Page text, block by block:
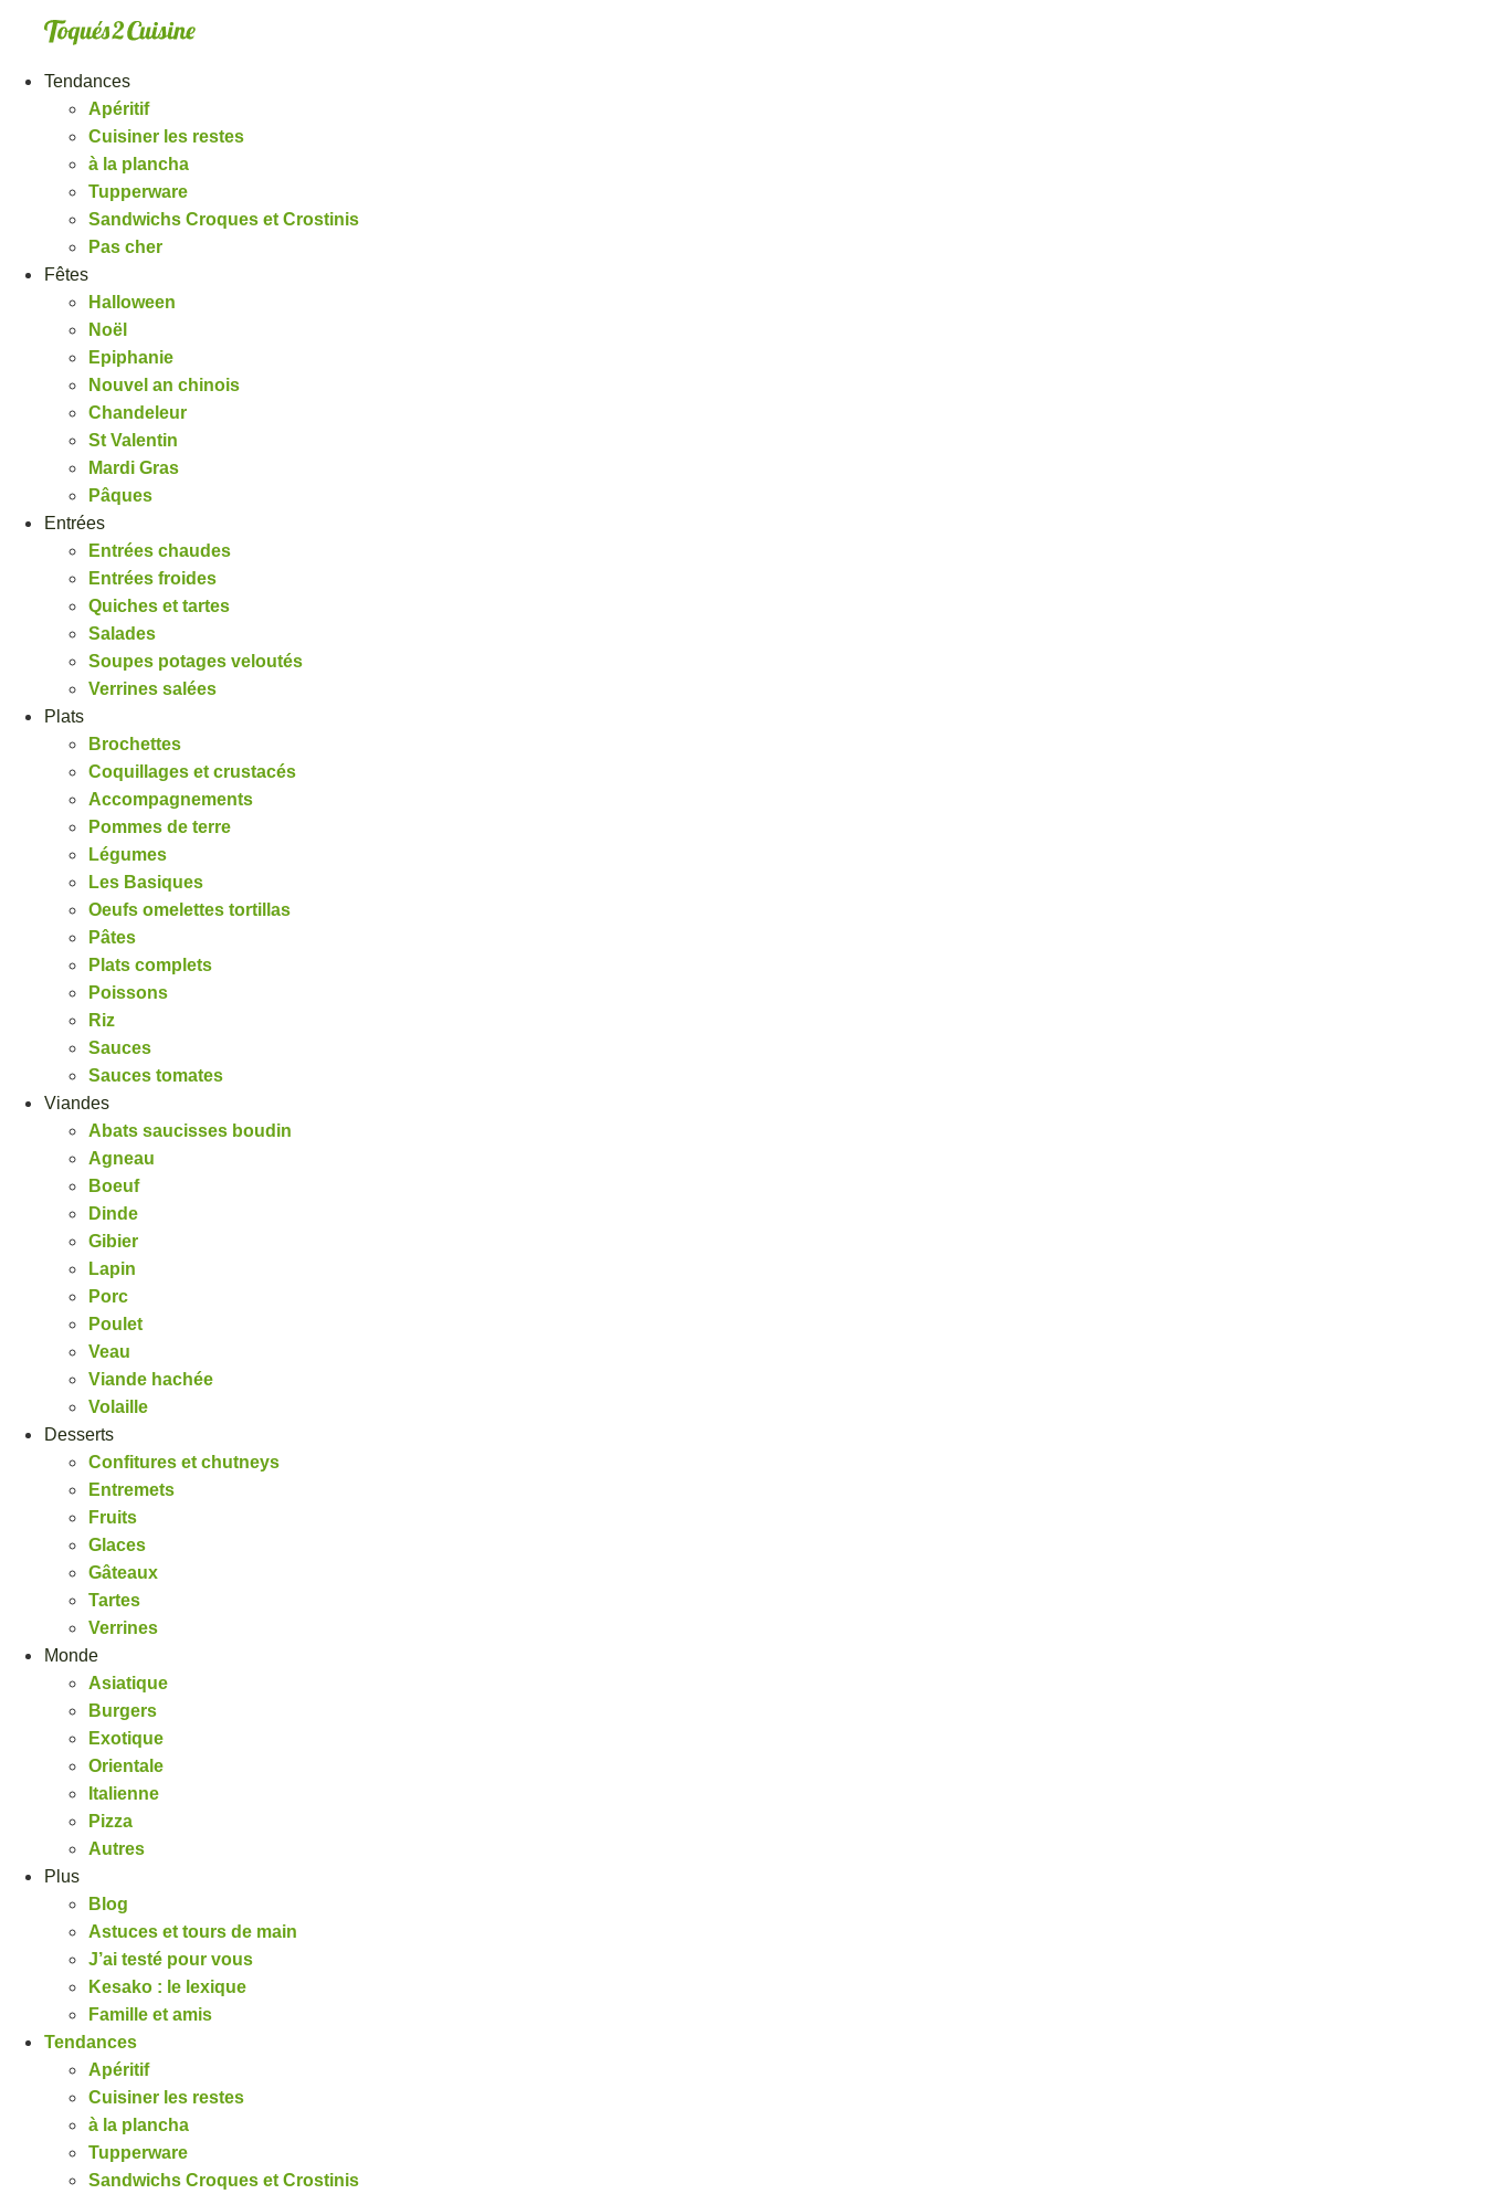
Tendances
Apéritif
Cuisiner les restes
à la plancha
Tupperware
Sandwichs Croques et Crostinis
Pas cher
Fêtes
Halloween
Noël
Epiphanie
Nouvel an chinois
Chandeleur
St Valentin
Mardi Gras
Pâques
Entrées
Entrées chaudes
Entrées froides
Quiches et tartes
Salades
Soupes potages veloutés
Verrines salées
Plats
Brochettes
Coquillages et crustacés
Accompagnements
Pommes de terre
Légumes
Les Basiques
Oeufs omelettes tortillas
Pâtes
Plats complets
Poissons
Riz
Sauces
Sauces tomates
Viandes
Abats saucisses boudin
Agneau
Boeuf
Dinde
Gibier
Lapin
Porc
Poulet
Veau
Viande hachée
Volaille
Desserts
Confitures et chutneys
Entremets
Fruits
Glaces
Gâteaux
Tartes
Verrines
Monde
Asiatique
Burgers
Exotique
Orientale
Italienne
Pizza
Autres
Plus
Blog
Astuces et tours de main
J’ai testé pour vous
Kesako : le lexique
Famille et amis
Tendances
Apéritif
Cuisiner les restes
à la plancha
Tupperware
Sandwichs Croques et Crostinis